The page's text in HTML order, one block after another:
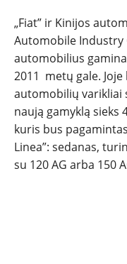
„Fiat” ir Kinijos
Automobile Industry
automobilius
2011 metų gale.
automobilių varikliai
naują gamyklą sieks
kuris bus
Linea”: sedanas,
su 120 AG arba 150